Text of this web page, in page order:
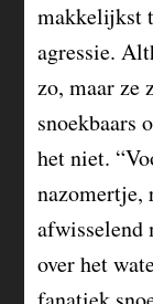
makkelijkst
agressie.
zo, maar ze
snoekbaars
het niet.
nazomertje,
afwisselend
over het